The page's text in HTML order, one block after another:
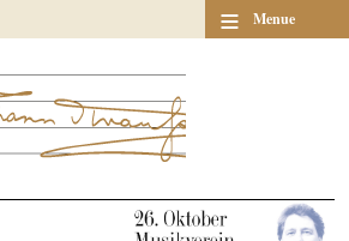
≡ Menue